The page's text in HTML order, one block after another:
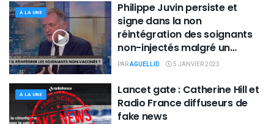
À LA UNE
Philippe Juvin persiste et
signe dans la non
réintégration des soignants
non-injectés malgré un
hôpital en faillite !
PARAGUELLID 5 JANVIER 2023
À LA UNE
Lancet gate : Catherine Hill et
Radio France diffuseurs de
fake news